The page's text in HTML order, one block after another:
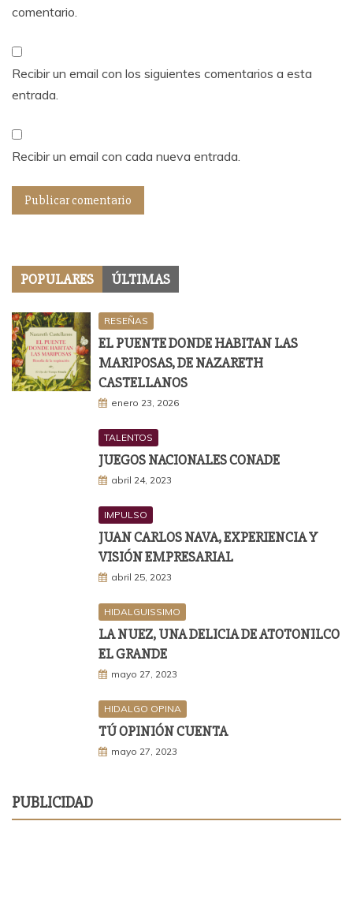
comentario.
Recibir un email con los siguientes comentarios a esta
entrada.
Recibir un email con cada nueva entrada.
POPULARES ÚLTIMAS
RESEÑAS
EL PUENTE DONDE HABITAN LAS
MARIPOSAS, DE NAZARETH
CASTELLANOS
enero 23, 2026
TALENTOS
JUEGOS NACIONALES CONADE
abril 24, 2023
IMPULSO
JUAN CARLOS NAVA, EXPERIENCIA Y
VISIÓN EMPRESARIAL
abril 25, 2023
HIDALGUISSIMO
LA NUEZ, UNA DELICIA DE ATOTONILCO
EL GRANDE
mayo 27, 2023
HIDALGO OPINA
TÚ OPINIÓN CUENTA
mayo 27, 2023
PUBLICIDAD